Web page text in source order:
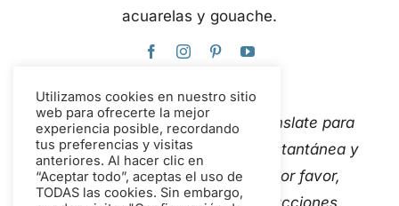
acuarelas y gouache.
Este sitio web utiliza Google Translate para
traducir el contenido de forma instantánea y
automática a varios idiomas. Por favor,
Utilizamos cookies en nuestro sitio
web para ofrecerte la mejor
experiencia posible, recordando
tus preferencias y visitas
anteriores. Al hacer clic en
“Aceptar todo”, aceptas el uso de
TODAS las cookies. Sin embargo,